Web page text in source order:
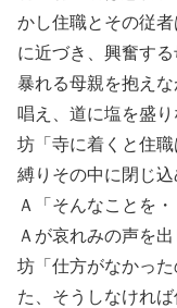
かし住職とその従
に近づき、興奮す
暴れる母親を抱え
唱え、道に塩を盛
坊「寺に着くと住
縛りその中に閉じ込
Ａ「そんなことを・
Ａが哀れみの声を出
坊「仕方がなかっ
た、そうしなけれ